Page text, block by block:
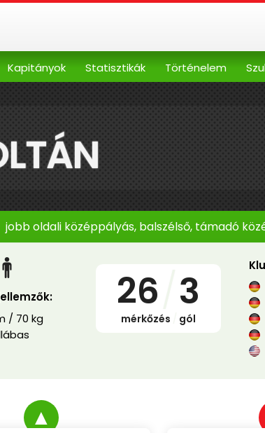
Kapitányok Statisztikák Történelem
jobb oldali középpályás, balszélső, támadó
/ 70 kg
26 3
mérkőzés gól
▲